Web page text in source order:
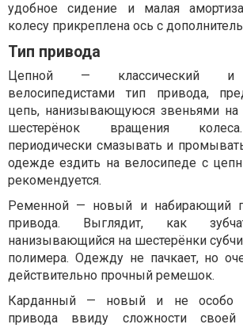
удобное сидение и малая
колесу прикреплена ось с
Тип привода
Цепной — классический и
велосипедистами тип привода,
цепь, нанизывающуюся звеньями
шестерёнок вращения
периодически смазывать и
одежде ездить на велосипеде с
рекомендуется.
Ременной — новый и набирающий
привода. Выглядит, как
нанизывающийся на шестерёнки
полимера. Одежду не пачкает, но
действительно прочный ремешок.
Карданный — новый и не особо
привода ввиду сложности